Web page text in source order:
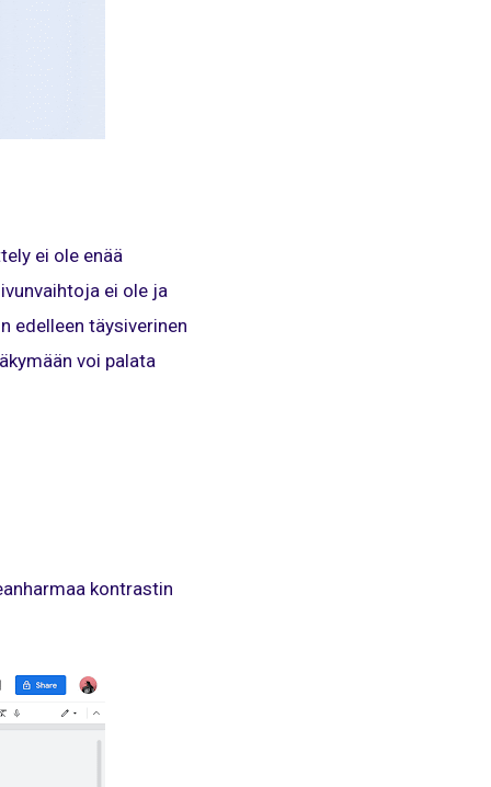
ei ole enää
ei ole ja
edelleen täysiverinen
voi palata
kontrastin